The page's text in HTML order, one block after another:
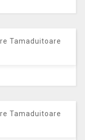
Tamaduitoare
Tamaduitoare